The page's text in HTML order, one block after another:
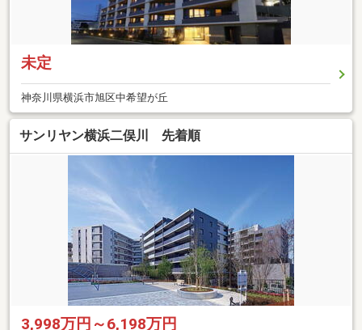
未定
神奈川県横浜市旭区中希望が丘
サンリヤン横浜二俣川 先着順
3,998万円～6,198万円